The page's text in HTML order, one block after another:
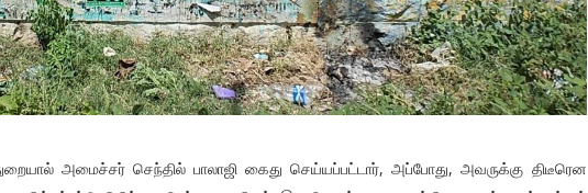
அமைச்சர் செந்தில் பாலாஜி கைது செய்யப்பட்டார், அப்போது, அவருக்கு திடீரென